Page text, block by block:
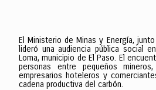
El Ministerio de Minas y Energía,
lideró una audiencia pública social
Loma, municipio de El Paso. El
personas entre pequeños
empresarios hoteleros y
cadena productiva del carbón.